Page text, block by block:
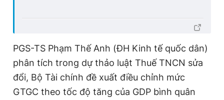
PGS-TS Phạm Thế Anh (ĐH Kinh tế quốc dân)
phân tích trong dự thảo luật Thuế TNCN sửa
đổi, Bộ Tài chính đề xuất điều chỉnh mức
GTGC theo tốc độ tăng của GDP bình quân